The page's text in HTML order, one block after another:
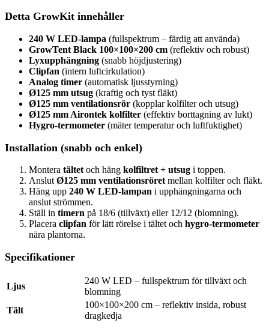
Detta GrowKit innehåller
240 W LED-lampa (fullspektrum – färdig att använda)
GrowTent Black 100×100×200 cm (reflektiv och robust)
Lyxupphängning (snabb höjdjustering)
Clipfan (intern luftcirkulation)
Analog timer (automatisk ljusstyrning)
Ø125 mm utsug (kraftig och tyst fläkt)
Ø125 mm ventilationsrör (kopplar kolfilter och utsug)
Ø125 mm Airontek kolfilter (effektiv borttagning av lukt)
Hygro-termometer (mäter temperatur och luftfuktighet)
Installation (snabb och enkel)
Montera tältet och häng kolfiltret + utsug i toppen.
Anslut Ø125 mm ventilationsröret mellan kolfilter och fläkt.
Häng upp 240 W LED-lampan i upphängningarna och
anslut strömmen.
Ställ in timern på 18/6 (tillväxt) eller 12/12 (blomning).
Placera clipfan för lätt rörelse i tältet och hygro-termometer
nära plantorna.
Specifikationer
Ljus
240 W LED – fullspektrum för tillväxt och
blomning
Tält
100×100×200 cm – reflektiv insida, robust
dragkedja